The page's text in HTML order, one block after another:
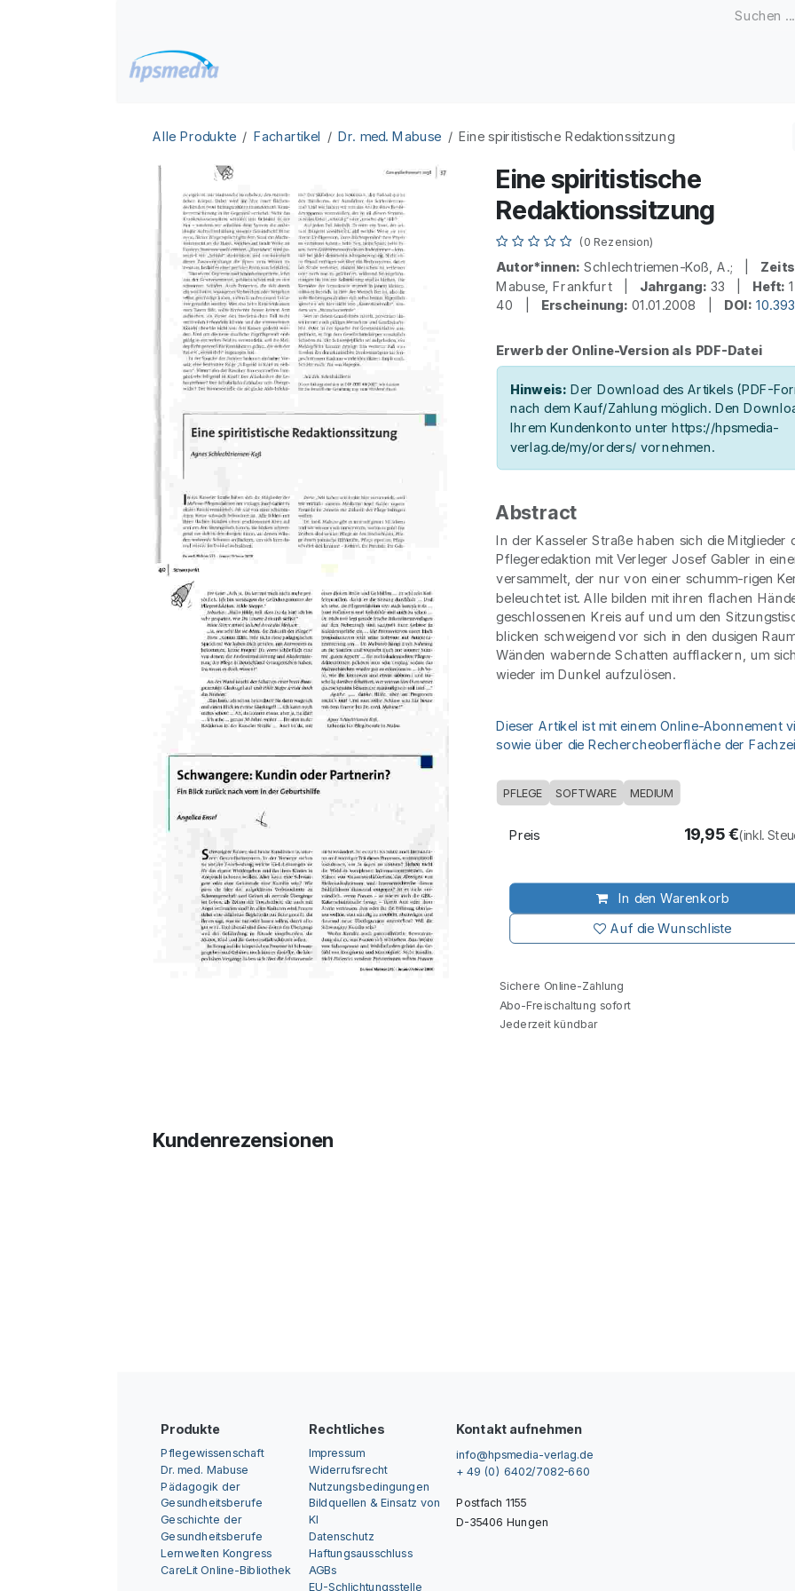
Alle Produkte Fachartikel Dr. med. Mabuse Eine spiritistische Redaktionssitzung
Eine spiritistische
Redaktionssitzung
(0 Rezension)
Autor*innen: Schlechtriemen-Koß, A.; |
Mabuse, Frankfurt | Jahrgang: 33 | Heft:
40 | Erscheinung: 01.01.2008 | DOI:
Erwerb der Online-Version als PDF-Datei
Hinweis: Der Download des Artikels (PDF-
nach dem Kauf/Zahlung möglich. Den
Ihrem Kundenkonto unter https://hpsmedia-
verlag.de/my/orders/ vornehmen.
Abstract
In der Kasseler Straße haben sich die Mitglieder
Pflegeredaktion mit Verleger Josef Gabler in
versammelt, der nur von einer schumm-rigen
beleuchtet ist. Alle bilden mit ihren flachen
geschlossenen Kreis auf und um den
blicken schweigend vor sich in den dusigen
Wänden wabernde Schatten aufflackern, um
wieder im Dunkel aufzulösen.
Dieser Artikel ist mit einem Online-Abonnement
sowie über die Rechercheoberfläche der
PFLEGE SOFTWARE MEDIUM
In den Warenkorb
Auf die Wunschliste
Preis 19,95€(inkl.
Sichere Online-Zahlung
Abo-Freischaltung sofort
Jederzeit kündbar
Kundenrezensionen
Produkte
Pflegewissenschaft
Dr. med. Mabuse
Pädagogik der
Gesundheitsberufe
Geschichte der
Gesundheitsberufe
Lernwelten Kongress
CareLit Online-Bibliothek
Rechtliches
Impressum
Widerrufsrecht
Nutzungsbedingungen
Bildquellen & Einsatz von
KI
Datenschutz
Haftungsausschluss
AGBs
EU-Schlichtungsstelle
Kontakt aufnehmen
info@hpsmedia-verlag.de
+ 49 (0) 6402/7082-660
Postfach 1155
D-35406 Hungen